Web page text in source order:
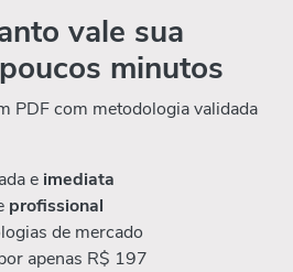
vale sua
minutos
PDF com metodologia validada
e imediata
profissional
de mercado
apenas R$ 197